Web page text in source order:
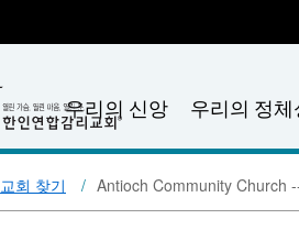
우리의 신앙 우리의 정체
교회 찾기 Antioch Community Church